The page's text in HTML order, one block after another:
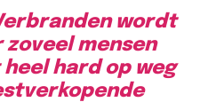
wordt
zoveel mensen
hard op weg